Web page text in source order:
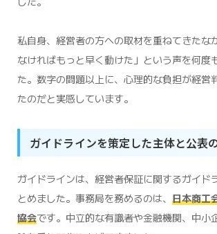
私自身、経営者の方への取材を重ねてきたな
なければもっと早く動けた」という声を何度
た。数字の問題以上に、心理的な負担が経営
たのだと実感しています。
ガイドラインを策定した主体と公表
ガイドラインは、経営者保証に関するガイド
とめました。事務局を務めるのは、 日本商工
協会です。中立的な有識者や金融機関、中小